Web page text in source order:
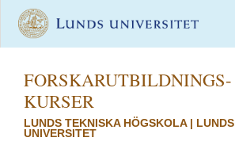
FORSKAR­UTBILDNINGS­
KURSER
LUNDS TEKNISKA HÖGSKOLA | LUNDS
UNIVERSITET